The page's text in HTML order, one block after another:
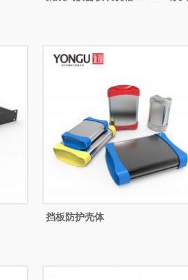
挡板防护壳体